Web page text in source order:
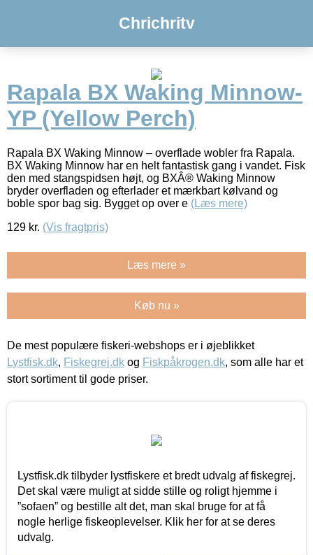
Chrichritv
Rapala BX Waking Minnow-
YP (Yellow Perch)
Rapala BX Waking Minnow – overflade wobler fra Rapala.
BX Waking Minnow har en helt fantastisk gang i vandet. Fisk
den med stangspidsen højt, og BXÂ® Waking Minnow
bryder overfladen og efterlader et mærkbart kølvand og
boble spor bag sig. Bygget op over e (Læs mere)
129 kr. (Vis fragtpris)
Læs mere »
Køb nu »
De mest populære fiskeri-webshops er i øjeblikket
Lystfisk.dk, Fiskegrej.dk og Fiskpåkrogen.dk, som alle har et
stort sortiment til gode priser.
Lystfisk.dk tilbyder lystfiskere et bredt udvalg af fiskegrej.
Det skal være muligt at sidde stille og roligt hjemme i
”sofaen” og bestille alt det, man skal bruge for at få
nogle herlige fiskeoplevelser. Klik her for at se deres
udvalg.